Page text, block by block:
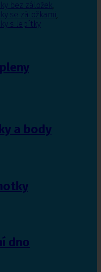
bez záložek,
se záložkami,
s lepítky
a body
dno